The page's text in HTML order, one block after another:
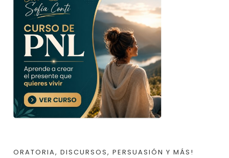
ORATORIA, DISCURSOS, PERSUASIÓN Y MÁS!